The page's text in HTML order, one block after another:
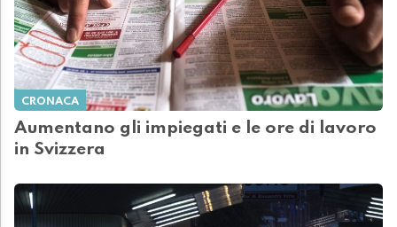
CRONACA
Aumentano gli impiegati e le ore di lavoro
in Svizzera